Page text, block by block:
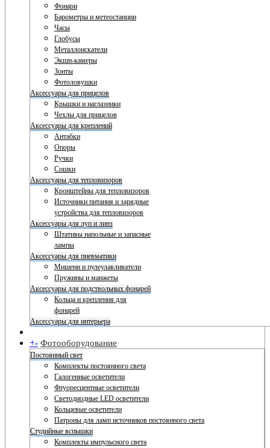
Фонари
Барометры и метеостанции
Часы
Глобусы
Металлоискатели
Экшн-камеры
Зонты
Фотоловушки
Аксессуары для прицелов
Крышки и наглазники
Чехлы для прицелов
Аксессуары для креплений
Антабки
Опоры
Ручки
Сошки
Аксессуары для тепловизоров
Кронштейны для тепловизоров
Источники питания и зарядные
устройства для тепловизоров
Аксессуары для луп и линз
Штативы напольные и запасные
лампы
Аксессуары для пневматики
Мишени и пулеулавливатели
Пружины и манжеты
Аксессуары для подствольных фонарей
Кольца и крепления для
фонарей
Аксессуары для интерьера
+- Фотооборудование
Постоянный свет
Комплекты постоянного света
Галогенные осветители
Флуоресцентные осветители
Светодиодные LED осветители
Кольцевые осветители
Патроны для ламп источников постоянного света
Студийные вспышки
Комплекты импульсного света